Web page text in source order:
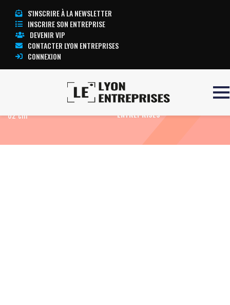
S'INSCRIRE À LA NEWSLETTER
INSCRIRE SON ENTREPRISE
DEVENIR VIP
CONTACTER LYON ENTREPRISES
CONNEXION
Table réfrigérante largeur
62 cm
TOUTE L’ACTUALITÉ LYON
ENTREPRISES